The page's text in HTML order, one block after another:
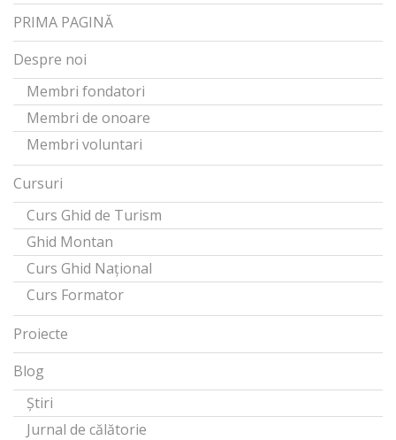
PRIMA PAGINĂ
Despre noi
Membri fondatori
Membri de onoare
Membri voluntari
Cursuri
Curs Ghid de Turism
Ghid Montan
Curs Ghid Național
Curs Formator
Proiecte
Blog
Știri
Jurnal de călătorie